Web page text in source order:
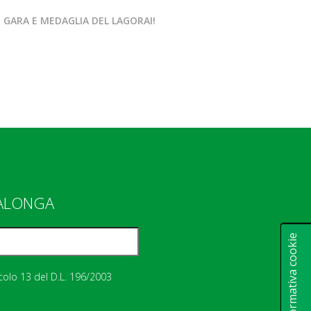
Informativa cookie
GARA E MEDAGLIA DEL LAGORAI!
13 del D.L. 196/2003